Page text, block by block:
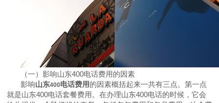
（一） 影响山东400电话费用的因素
影响山东400电话费用的因素概括起来一共有三点。第一点
就是山东400电话套餐费用。在办理山东400电话的时候，它会